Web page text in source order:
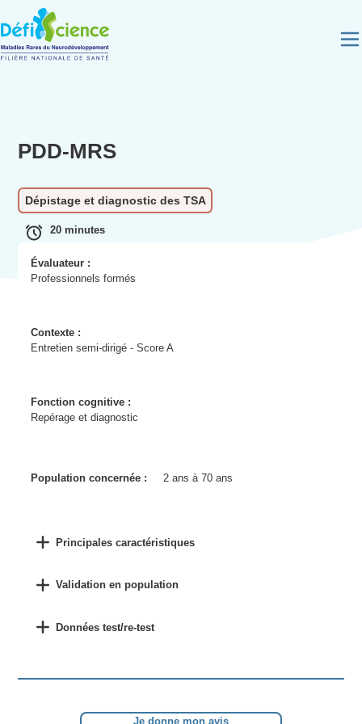
PDD-MRS
Dépistage et diagnostic des TSA
20 minutes
Évaluateur :
Professionnels formés
Contexte :
Entretien semi-dirigé - Score A
Fonction cognitive :
Repérage et diagnostic
Population concernée : 2 ans à 70 ans
Principales caractéristiques
Validation en population
Données test/re-test
Je donne mon avis
Panneau de gestion des cookies